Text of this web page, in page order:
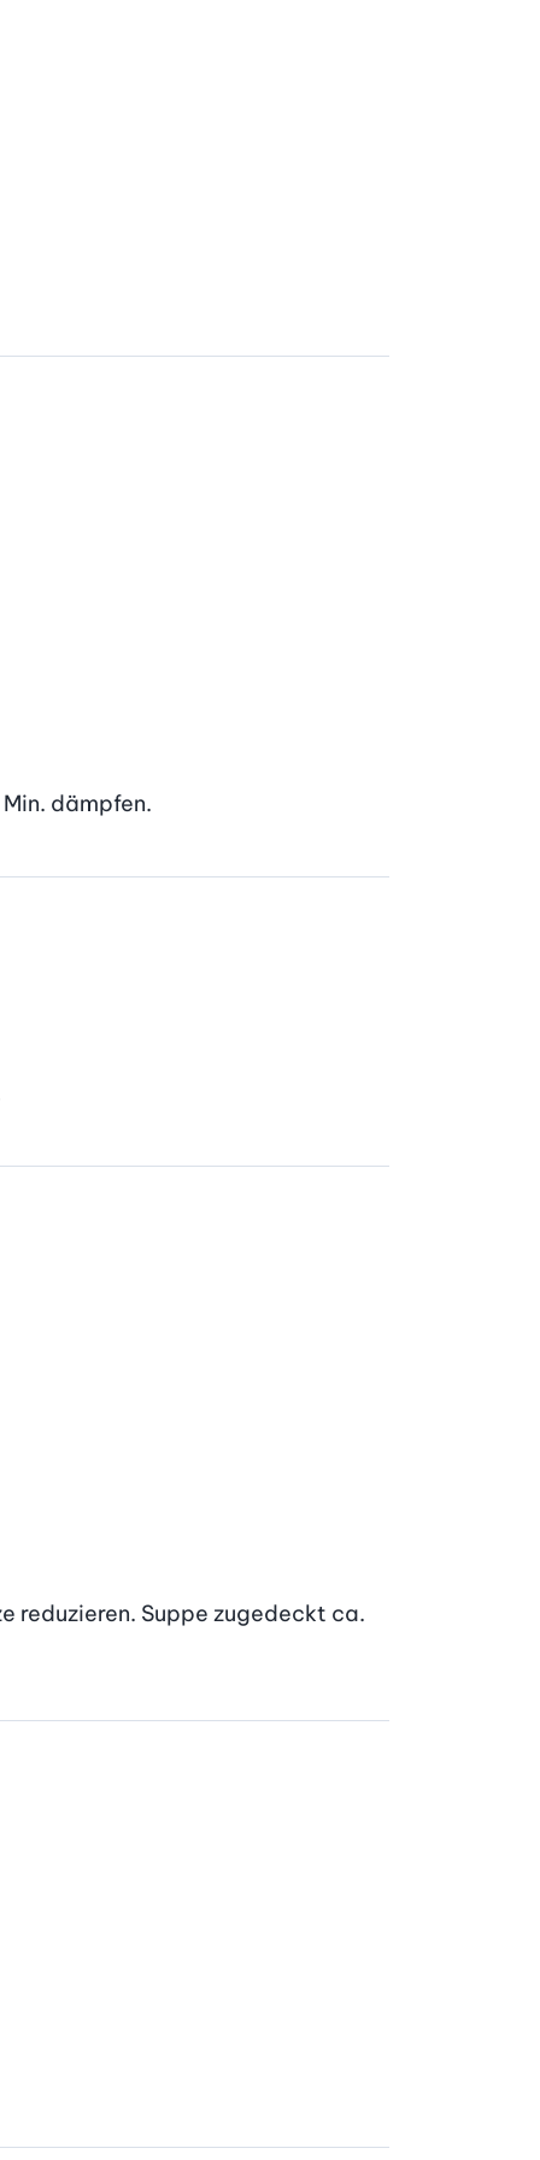
dämpfen.
reduzieren. Suppe zugedeckt ca.